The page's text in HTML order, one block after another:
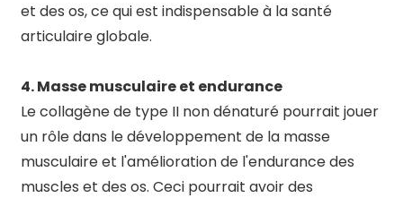
et des os, ce qui est indispensable à la santé
articulaire globale.
4. Masse musculaire et endurance
Le collagène de type II non dénaturé pourrait jouer
un rôle dans le développement de la masse
musculaire et l'amélioration de l'endurance des
muscles et des os. Ceci pourrait avoir des